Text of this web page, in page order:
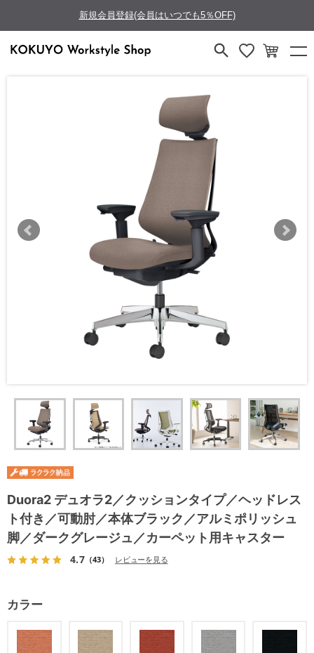
新規会員登録(会員はいつでも5％OFF)
Duora2 デュオラ2／クッションタイプ／ヘッドレス
ト付き／可動肘／本体ブラック／アルミポリッシュ
脚／ダークグレージュ／カーペット用キャスター
4.7（43） レビューを見る
カラー